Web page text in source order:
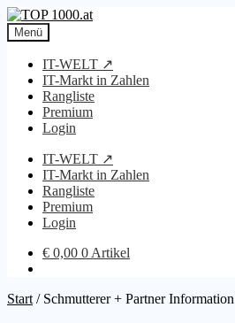
Zur
Navigation
springen
Zum
Inhalt
springen
Menü
IT-WELT ↗
IT-Markt in Zahlen
Rangliste
Premium
Login
IT-WELT ↗
IT-Markt in Zahlen
Rangliste
Premium
Login
€ 0,00 0 Artikel
Start / Schmutterer + Partner